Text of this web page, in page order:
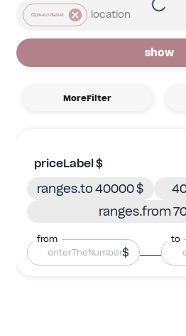
Франко Ивана
show
MoreFilter
priceLabel $
ranges.to 40000 $
ranges.from
from
$
to